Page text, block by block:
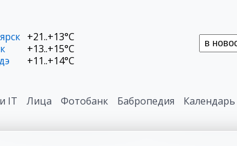
+21..+13°C
+13..+15°C
+11..+14°C
IT Лица Фотобанк Бабропедия Календарь